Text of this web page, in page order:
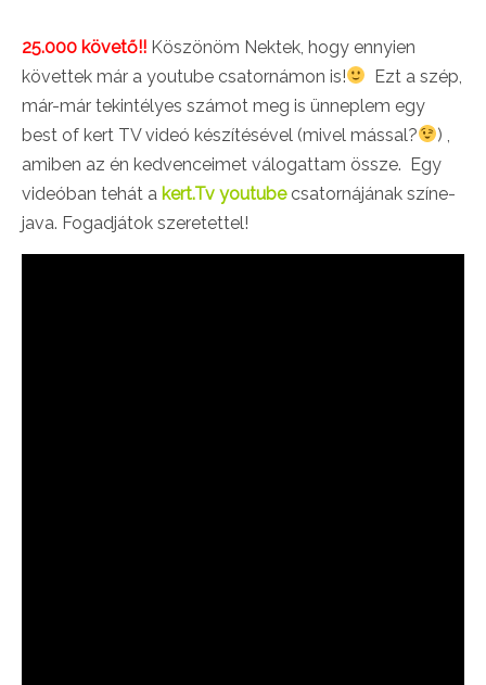
25.000 követő!! Köszönöm Nektek, hogy ennyien
követtek már a youtube csatornámon is!
Ezt a szép,
már-már tekintélyes számot meg is ünneplem egy
best of kert TV videó készítésével (mivel mással?
) ,
amiben az én kedvenceimet válogattam össze. Egy
videóban tehát a kert.Tv youtubecsatornájának színe-
java. Fogadjátok szeretettel!